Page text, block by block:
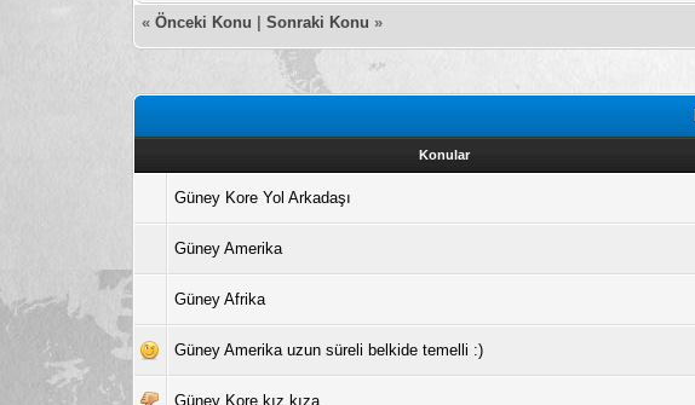
«Önceki Konu |Sonraki Konu »
Konular
Güney Kore Yol Arkadaşı
Güney Amerika
Güney Afrika
Güney Amerika uzun süreli belkide temelli :)
Güney Kore kız kıza